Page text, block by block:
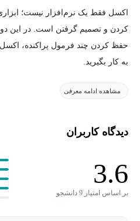
اکسل فقط یک نرم‌افزار نیست؛
کردن و تصمیم گرفتن است. در این
حفظ کردن چند فرمول پراکنده،
به کار بگیرید.
«اکسل چابک پلاس» با تمرکز بر
به‌صورت عملی، مرحله‌به‌مرحله و
هدف دوره این نیست که فقط ابزارها
بتوانید با اکسل در کوتاه‌ترین زمان
در طول آموزش، با سناریوهای
مشاهده ادامه معرفی
دیدگاه کاربران
3.6
بر اساس امتیاز 9 دانشجو